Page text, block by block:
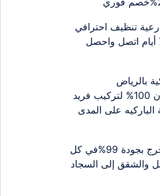
تنظيف احترافي
100% على مدار7 أيام اتصل واحصل
بالرياض
بـ34%خصم..ضمان 100% لتركيب فريد
على المدى
شركة تنظيف بالخرج بجودة 99%في كل
والشقق إلى السجاد